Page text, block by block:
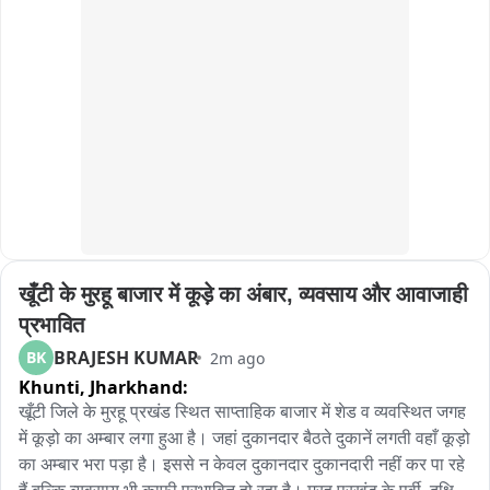
खूँटी के मुरहू बाजार में कूड़े का अंबार, व्यवसाय और आवाजाही
प्रभावित
BK BRAJESH KUMAR 2m ago
Khunti, Jharkhand:
खूँटी जिले के मुरहू प्रखंड स्थित साप्ताहिक बाजार में शेड व व्यवस्थित जगह
में कूड़ो का अम्बार लगा हुआ है। जहां दुकानदार बैठते दुकानें लगती वहाँ कूड़ो
का अम्बार भरा पड़ा है। इससे न केवल दुकानदार दुकानदारी नहीं कर पा रहे